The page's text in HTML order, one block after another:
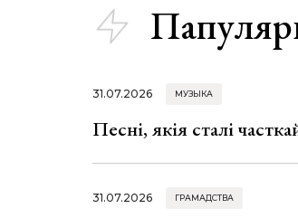
31.07.2026 МУЗЫКА
Песні, якія сталі
31.07.2026 ГРАМАДСТВА